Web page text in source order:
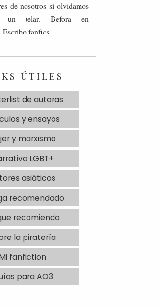
de nosotros si olvidamos
un telar. Befora en
. Escribo fanfics.
ÚTILES
de autoras
y ensayos
y marxismo
LGBT+
asiáticos
recomendado
recomiendo
la piratería
Mi fanfiction
para AO3